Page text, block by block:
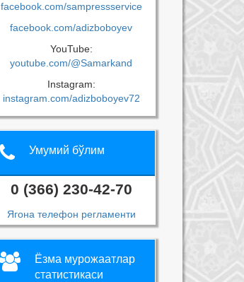
facebook.com/sampressservice
facebook.com/adizboboyev
YouTube:
youtube.com/@Samarkand
Instagram:
instagram.com/adizboboyev72
Умумий бўлим
0 (366) 230-42-70
Ягона телефон регламенти
Ёзма мурожаатлар
статистикаси